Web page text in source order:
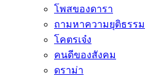
โพสของดารา
ถามหาความยุติธรรม
โคตรเจ๋ง
คนดีของสังคม
ดราม่า